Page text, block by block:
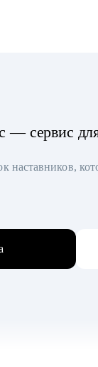
— сервис
наставников,